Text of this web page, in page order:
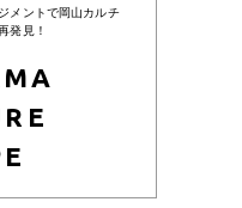
メントで岡山カルチ
発見！